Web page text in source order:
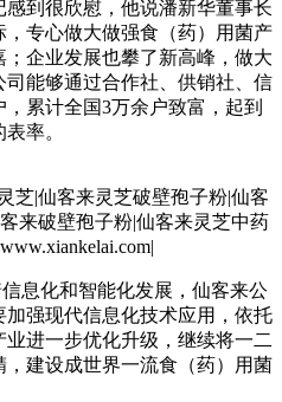
感到很欣慰，他说潘新华董事长
专心做大做强食（药）用菌产
企业发展也攀了新高峰，做大
能够通过合作社、供销社、信
累计全国3万余户致富，起到
率。
息化和智能化发展，仙客来公
强现代信息化技术应用，依托
进一步优化升级，继续将一二
建设成世界一流食（药）用菌